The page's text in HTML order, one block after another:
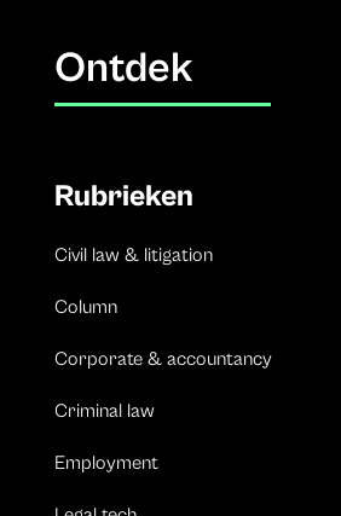
Ontdek
Rubrieken
Civil law & litigation
Column
Corporate & accountancy
Criminal law
Employment